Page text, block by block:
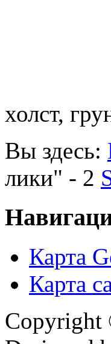
холст,
Вы здесь:
лики" - 2
Карта
Карта
Copyright